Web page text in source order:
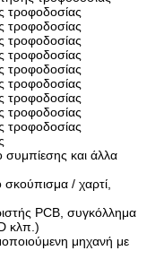
τροφοδοσίας
τροφοδοσίας
τροφοδοσίας
τροφοδοσίας
τροφοδοσίας
τροφοδοσίας
τροφοδοσίας
τροφοδοσίας
τροφοδοσίας
συμπίεσης και άλλα
σκούπισμα / χαρτί,
PCB, συγκόλλημα
κλπ.)
μηχανή με